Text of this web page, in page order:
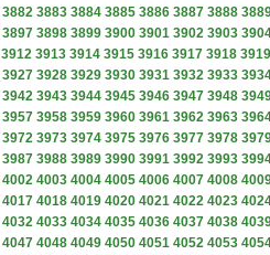
3882 3883 3884 3885 3886 3887 3888
3897 3898 3899 3900 3901 3902 3903
3912 3913 3914 3915 3916 3917 3918 3919
3927 3928 3929 3930 3931 3932 3933
3942 3943 3944 3945 3946 3947 3948
3957 3958 3959 3960 3961 3962 3963
3972 3973 3974 3975 3976 3977 3978
3987 3988 3989 3990 3991 3992 3993
4002 4003 4004 4005 4006 4007 4008
4017 4018 4019 4020 4021 4022 4023
4032 4033 4034 4035 4036 4037 4038
4047 4048 4049 4050 4051 4052 4053